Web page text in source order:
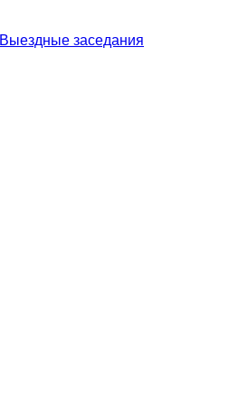
Выездные заседания